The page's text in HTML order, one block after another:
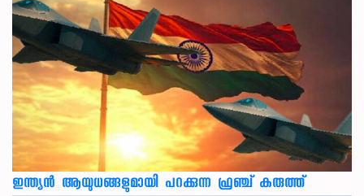
ഇന്ത്യൻ ആയുധങ്ങളുമായി പറക്കുന്ന ഫ്രഞ്ച് കരുത്ത്